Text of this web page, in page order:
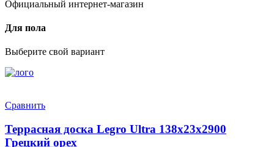
Официальный интернет-магазин
Для пола
Выберите свой вариант
Сравнить
Террасная доска Legro Ultra 138x23x2900
Грецкий орех